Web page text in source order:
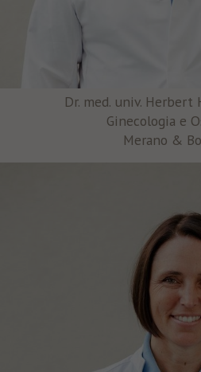
Dr. med. univ. Herbert
Ginecologia e
Merano &